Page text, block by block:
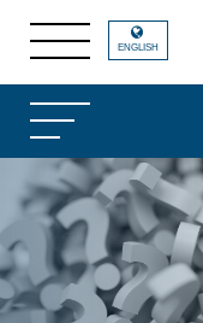
ENGLISH